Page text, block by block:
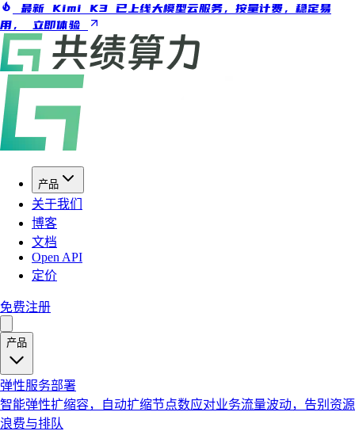
最新 Kimi K3 已上线大模型云服务，按量计费，稳定易
用， 立即体验
产品
关于我们
博客
文档
Open API
定价
免费注册
产品
弹性服务部署
智能弹性扩缩容，自动扩缩节点数应对业务流量波动，告别资源
浪费与排队